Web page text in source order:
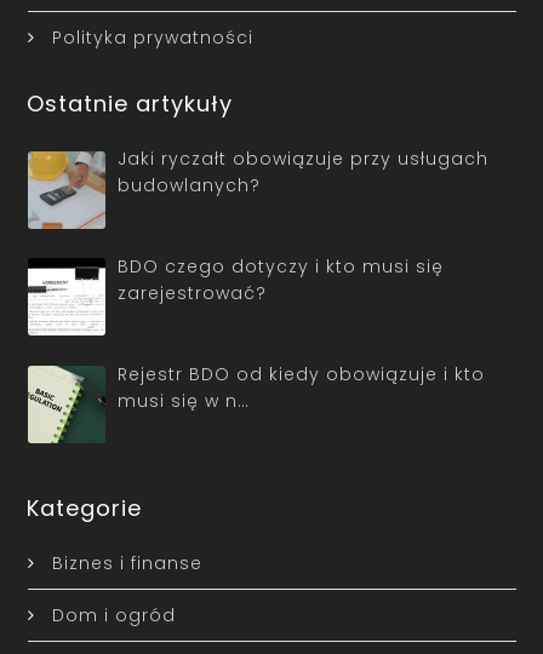
Polityka prywatności
Ostatnie artykuły
Jaki ryczałt obowiązuje przy usługach
budowlanych?
BDO czego dotyczy i kto musi się
zarejestrować?
Rejestr BDO od kiedy obowiązuje i kto
musi się w n…
Kategorie
Biznes i finanse
Dom i ogród